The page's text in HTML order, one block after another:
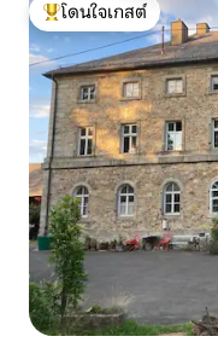
โดนใจเกสต์ที่สุด
โดนใจเกสต์